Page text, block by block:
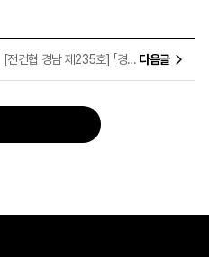
[전건협 경남 제235호] 「경상남도 중대재해 예방 사각지대 해소 지원사업」안내 다음글